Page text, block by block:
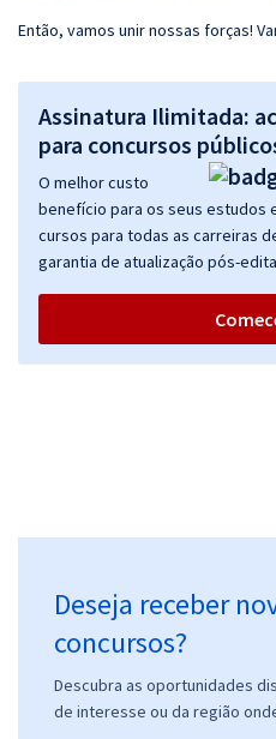
Então, vamos unir nossas forças!
Assinatura Ilimitada:
para concursos
O melhor custo
benefício para os seus estudos
cursos para todas as carreiras
garantia de atualização pós-
Deseja receber
concursos?
Descubra as oportunidades
de interesse ou da região